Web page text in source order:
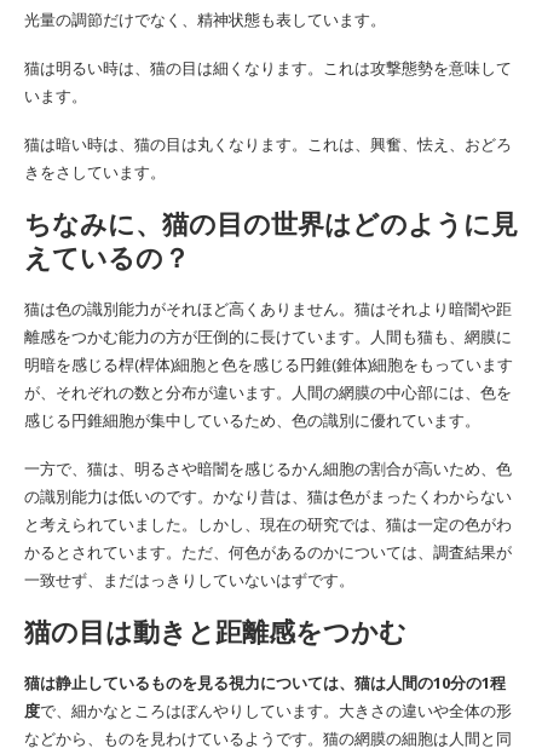
光量の調節だけでなく、精神状態も表しています。
猫は明るい時は、猫の目は細くなります。これは攻撃態勢を意味して
います。
猫は暗い時は、猫の目は丸くなります。これは、興奮、怯え、おどろ
きをさしています。
ちなみに、猫の目の世界はどのように見
えているの？
猫は色の識別能力がそれほど高くありません。猫はそれより暗闇や距
離感をつかむ能力の方が圧倒的に長けています。人間も猫も、網膜に
明暗を感じる桿(桿体)細胞と色を感じる円錐(錐体)細胞をもっています
が、それぞれの数と分布が違います。人間の網膜の中心部には、色を
感じる円錐細胞が集中しているため、色の識別に優れています。
一方で、猫は、明るさや暗闇を感じるかん細胞の割合が高いため、色
の識別能力は低いのです。かなり昔は、猫は色がまったくわからない
と考えられていました。しかし、現在の研究では、猫は一定の色がわ
かるとされています。ただ、何色があるのかについては、調査結果が
一致せず、まだはっきりしていないはずです。
猫の目は動きと距離感をつかむ
猫は静止しているものを見る視力については、猫は人間の10分の1程
度で、細かなところはぼんやりしています。大きさの違いや全体の形
などから、ものを見わけているようです。猫の網膜の細胞は人間と同